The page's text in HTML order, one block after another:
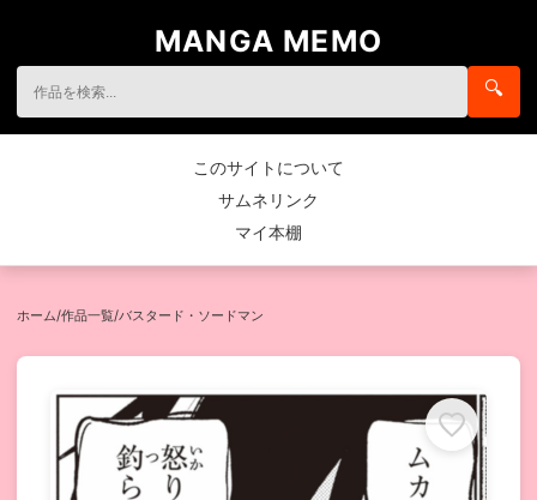
MANGA MEMO
🔍
このサイトについて
サムネリンク
マイ本棚
ホーム/作品一覧/バスタード・ソードマン